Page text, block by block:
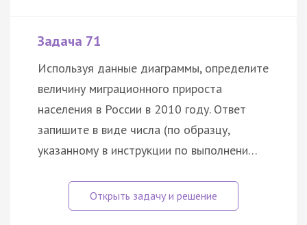
Задача 71
Используя данные диаграммы, определите
величину миграционного прироста
населения в России в 2010 году. Ответ
запишите в виде числа (по образцу,
указанному в инструкции по выполнени…